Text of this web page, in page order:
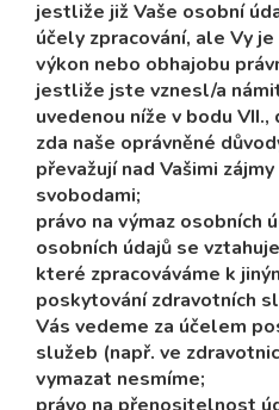
jestliže již Vaše osobní
účely zpracování, ale Vy
výkon nebo obhajobu
jestliže jste vznesl/a
uvedenou níže v bodu
zda naše oprávněné
převažují nad Vašimi
svobodami;
právo na výmaz osobních
osobních údajů se
které zpracováváme k
poskytování zdravotních
Vás vedeme za účelem
služeb (např. ve
vymazat nesmíme;